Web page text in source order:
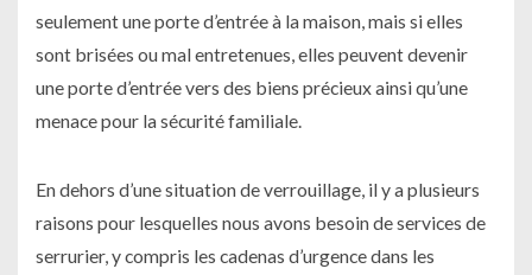
seulement une porte d’entrée à la maison, mais si elles
sont brisées ou mal entretenues, elles peuvent devenir
une porte d’entrée vers des biens précieux ainsi qu’une
menace pour la sécurité familiale.
En dehors d’une situation de verrouillage, il y a plusieurs
raisons pour lesquelles nous avons besoin de services de
serrurier, y compris les cadenas d’urgence dans les